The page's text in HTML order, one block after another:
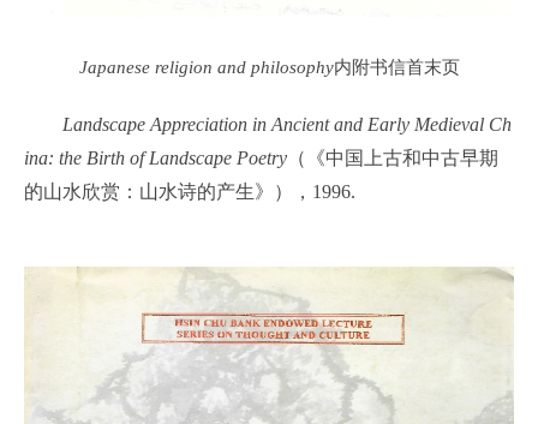
Japanese religion and philosophy内附书信首末页
Landscape Appreciation in Ancient and Early Medieval Ch
ina: the Birth of Landscape Poetry （《中国上古和中古早期
的山水欣赏：山水诗的产生》），1996.